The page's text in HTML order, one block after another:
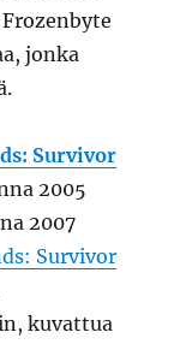
jonka
Survivor
2005
2007
Survivor
kuvattua